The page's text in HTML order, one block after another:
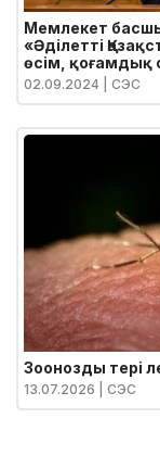
Мемлекет
«Әділетті
өсім, қоғамдық
Жолдауы
02.09.2024 | СЭС
Зоонозды тері
13.07.2026 | СЭС